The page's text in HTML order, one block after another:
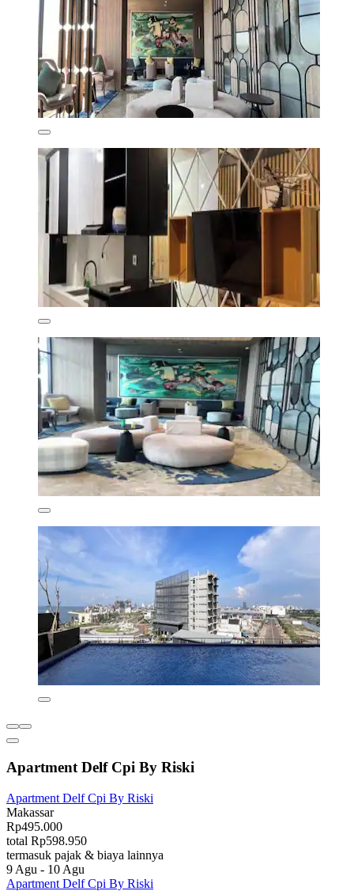
Apartment Delf Cpi By Riski
Apartment Delf Cpi By Riski
Makassar
Rp495.000
total Rp598.950
termasuk pajak & biaya lainnya
9 Agu - 10 Agu
Apartment Delf Cpi By Riski